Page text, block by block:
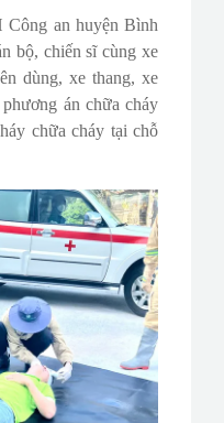
an huyện Bình
bộ, chiến sĩ cùng xe
dùng, xe thang, xe
án chữa cháy
chữa cháy tại chỗ